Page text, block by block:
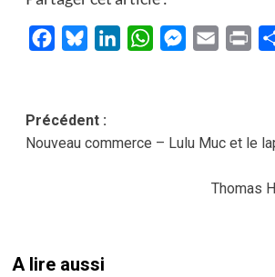
FacebookBlueskyLinkedInWhatsAppMessenger
Email
Navigation
d’article
Précédent :
Nouveau commerce – Lulu Muc et le
Thomas
A lire aussi